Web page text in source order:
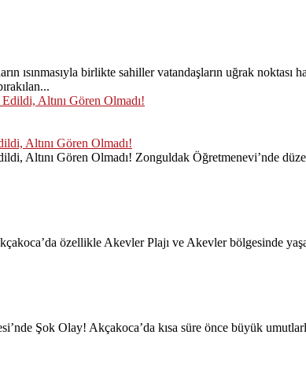
birlikte sahiller vatandaşların uğrak noktası
Altını Gören Olmadı!
Altını Gören Olmadı! Zonguldak Öğretmenevi’nde
özellikle Akevler Plajı ve Akevler bölgesinde
Şok Olay! Akçakoca’da kısa süre önce büyük